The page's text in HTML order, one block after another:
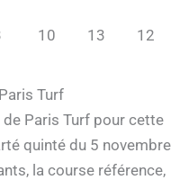
10 13 12
Turf
Paris Turf pour cette
quinté du 5 novembre
la course référence,